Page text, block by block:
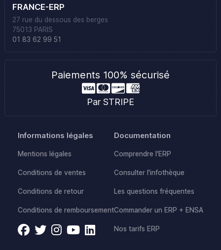
FRANCE-ERP
27 rue du dessous des berges
75013 PARIS
01 83 62 99 51
Paiements 100% sécurisé
Par STRIPE
Informations légales
Mentions légales
Conditions de ventes
Conditions de retour
Conditions de remboursement
Documentation
Comprendre l'ERP
Consulter l'infothèque
Les questions fréquentes
Commander un ERP + ENSA
Nos tarifs ERP